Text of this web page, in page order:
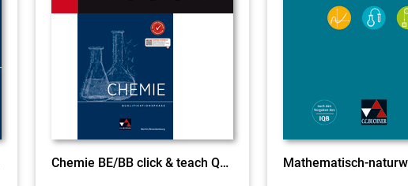
Chemie BE/BB click & teach Qualifikationsphase EL